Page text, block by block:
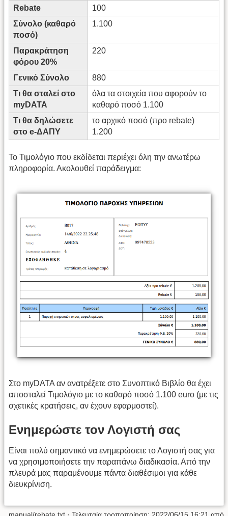
Rebate
100
Σύνολο (καθαρό
ποσό)
1.100
Παρακράτηση
φόρου 20%
220
Γενικό Σύνολο
880
Τι θα σταλεί στο
myDATA
όλα τα στοιχεία που αφορούν το
καθαρό ποσό 1.100
Τι θα δηλώσετε
στο e-ΔΑΠΥ
το αρχικό ποσό (προ rebate)
1.200
Το Τιμολόγιο που εκδίδεται περιέχει όλη την ανωτέρω
πληροφορία. Ακολουθεί παράδειγμα:
Στο myDATA αν ανατρέξετε στο Συνοπτικό Βιβλίο θα έχει
αποσταλεί Τιμολόγιο με το καθαρό ποσό 1.100 euro (με τις
σχετικές κρατήσεις, αν έχουν εφαρμοστεί).
Ενημερώστε τον Λογιστή σας
Είναι πολύ σημαντικό να ενημερώσετε το Λογιστή σας για
να χρησιμοποιήσετε την παραπάνω διαδικασία. Από την
πλευρά μας παραμένουμε πάντα διαθέσιμοι για κάθε
διευκρίνιση.